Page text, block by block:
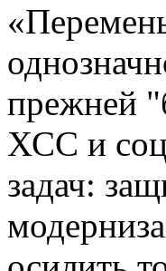
прежней
ХСС и
задач: